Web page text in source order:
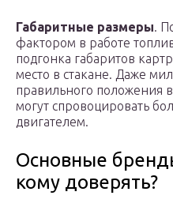
Габаритные размеры.
фактором в работе
подгонка габаритов
место в стакане. Даже
правильного положения
могут спровоцировать
двигателем.
Основные
кому доверять?